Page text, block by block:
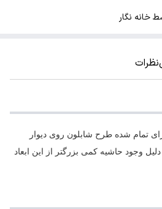
خانه نگار
نظرات
تمام شده طرح شابلون روی دیوار
وجود حاشیه کمی بزرگتر از این ابعاد